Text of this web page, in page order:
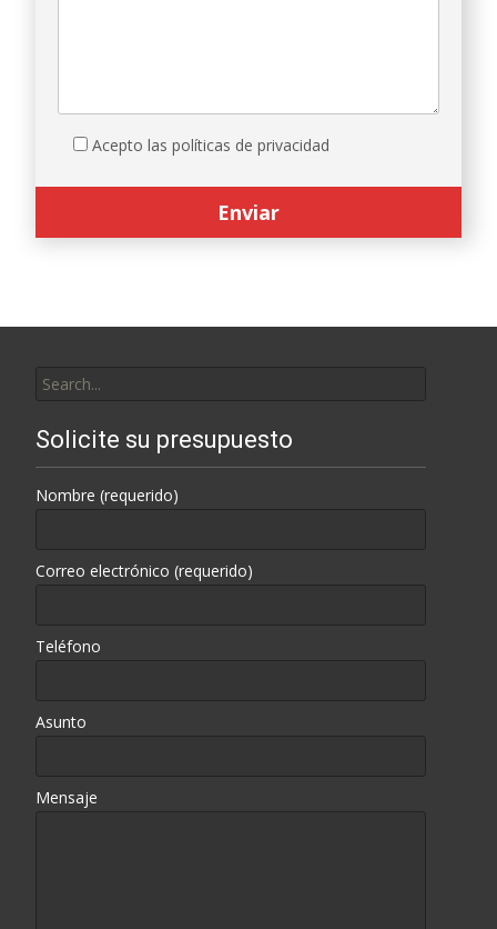
Acepto las políticas de privacidad
for:
Solicite su presupuesto
Nombre (requerido)
Correo electrónico (requerido)
Teléfono
Asunto
Mensaje